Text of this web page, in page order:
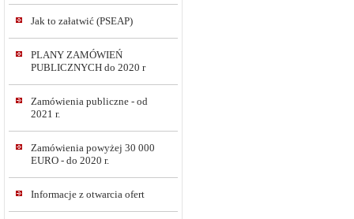
Jak to załatwić (PSEAP)
PLANY ZAMÓWIEŃ
PUBLICZNYCH do 2020 r
Zamówienia publiczne - od
2021 r.
Zamówienia powyżej 30 000
EURO - do 2020 r.
Informacje z otwarcia ofert